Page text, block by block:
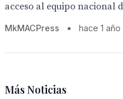
acceso al equipo nacional
MkMACPress • hace 1 año
Más Noticias